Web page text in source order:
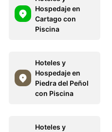
Hospedaje en
Cartago con
Piscina
Hoteles y
Hospedaje en
Piedra del Peñol
con Piscina
Hoteles y